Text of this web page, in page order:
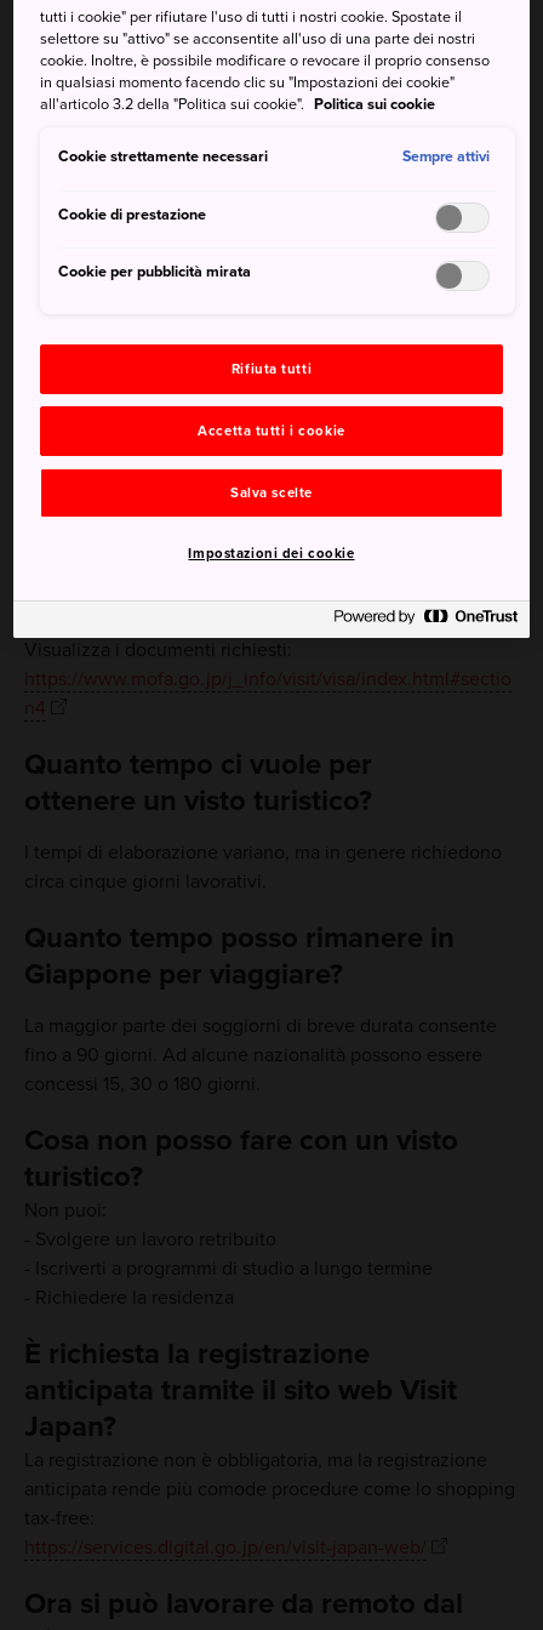
Voglio visitare il Giappone. Ho
bisogno di un visto?
Tutti i visitatori stranieri devono essere in possesso di un
passaporto valido. I titolari di passaporto di alcuni paesi (e
soggiorno in Giappone è di 90 giorni o meno e svolgono
solo attività turistiche. Si prega di consultare l'Elenco dei
Paesi e delle Regioni che hanno accordi di esenzione dal
Quali altri documenti sono richiesti
per ottenere un visto turistico?
A seconda delle circostanze, potresti aver bisogno di:
- Modulo di richiesta del visto
- Prova di fondi sufficienti per coprire il viaggio
Visualizza i documenti richiesti:
https://www.mofa.go.jp/j_info/visit/visa/index.html#sectio
n4
Quanto tempo ci vuole per
ottenere un visto turistico?
I tempi di elaborazione variano, ma in genere richiedono
circa cinque giorni lavorativi.
Quanto tempo posso rimanere in
Giappone per viaggiare?
La maggior parte dei soggiorni di breve durata consente
fino a 90 giorni. Ad alcune nazionalità possono essere
concessi 15, 30 o 180 giorni.
Cosa non posso fare con un visto
turistico?
Non puoi:
- Svolgere un lavoro retribuito
- Iscriverti a programmi di studio a lungo termine
- Richiedere la residenza
È richiesta la registrazione
anticipata tramite il sito web Visit
Japan?
La registrazione non è obbligatoria, ma la registrazione
anticipata rende più comode procedure come lo shopping
tax-free:
https://services.digital.go.jp/en/visit-japan-web/
Ora si può lavorare da remoto dal
tutti i cookie" per rifiutare l'uso di tutti i nostri cookie. Spostate il
selettore su "attivo" se acconsentite all'uso di una parte dei nostri
cookie. Inoltre, è possibile modificare o revocare il proprio consenso
in qualsiasi momento facendo clic su "Impostazioni dei cookie"
all'articolo 3.2 della "Politica sui cookie". Politica sui cookie
Cookie strettamente necessari Sempre attivi
Cookie di prestazione
Cookie per pubblicità mirata
Rifiuta tutti
Accetta tutti i cookie
Salva scelte
Impostazioni dei cookie